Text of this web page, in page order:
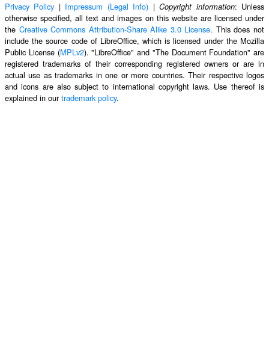
Privacy Policy | Impressum (Legal Info) |Copyright information: Unless
otherwise specified, all text and images on this website are licensed under
the Creative Commons Attribution-Share Alike 3.0 License. This does not
include the source code of LibreOffice, which is licensed under the Mozilla
Public License (MPLv2). "LibreOffice" and "The Document Foundation" are
registered trademarks of their corresponding registered owners or are in
actual use as trademarks in one or more countries. Their respective logos
and icons are also subject to international copyright laws. Use thereof is
explained in ourtrademark policy.